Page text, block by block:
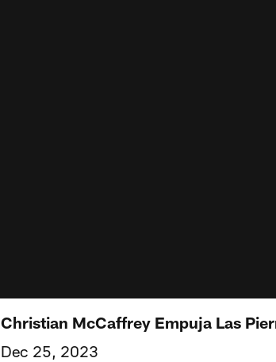
Christian McCaffrey Empuja Las
Dec 25, 2023